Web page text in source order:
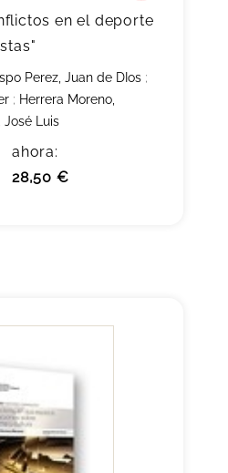
en el deporte
Perez, Juan de DIos ;
; Herrera Moreno,
José Luis
ahora:
28,50 €